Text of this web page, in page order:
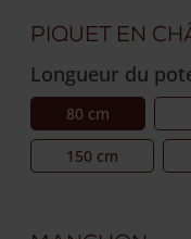
Piquet en
Longueur du
80 cm
150 cm